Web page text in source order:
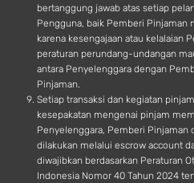
bertanggung jawab atas setiap
Pengguna, baik Pemberi Pinjaman
karena kesengajaan atau kelalaian
peraturan perundang-undangan
antara Penyelenggara dengan
Pinjaman.
Setiap transaksi dan kegiatan
kesepakatan mengenai pinjam
Penyelenggara, Pemberi Pinjaman
dilakukan melalui escrow account
diwajibkan berdasarkan Peraturan
Indonesia Nomor 40 Tahun 2024